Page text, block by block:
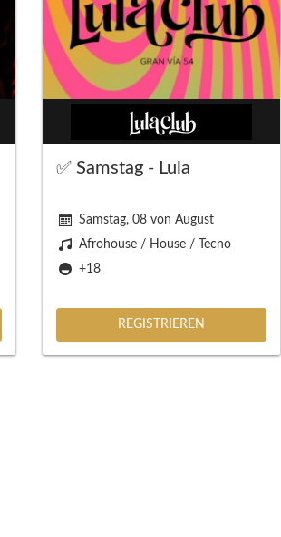
✅ Samstag - Lula
Samstag, 08 von August
Afrohouse / House / Tecno
+18
REGISTRIEREN